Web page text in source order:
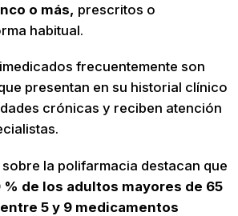
o más, prescritos o
habitual.
frecuentemente son
presentan en su historial clínico
crónicas y reciben atención
la polifarmacia destacan que
de los adultos mayores de 65
5 y 9 medicamentos